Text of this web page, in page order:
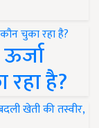
है?